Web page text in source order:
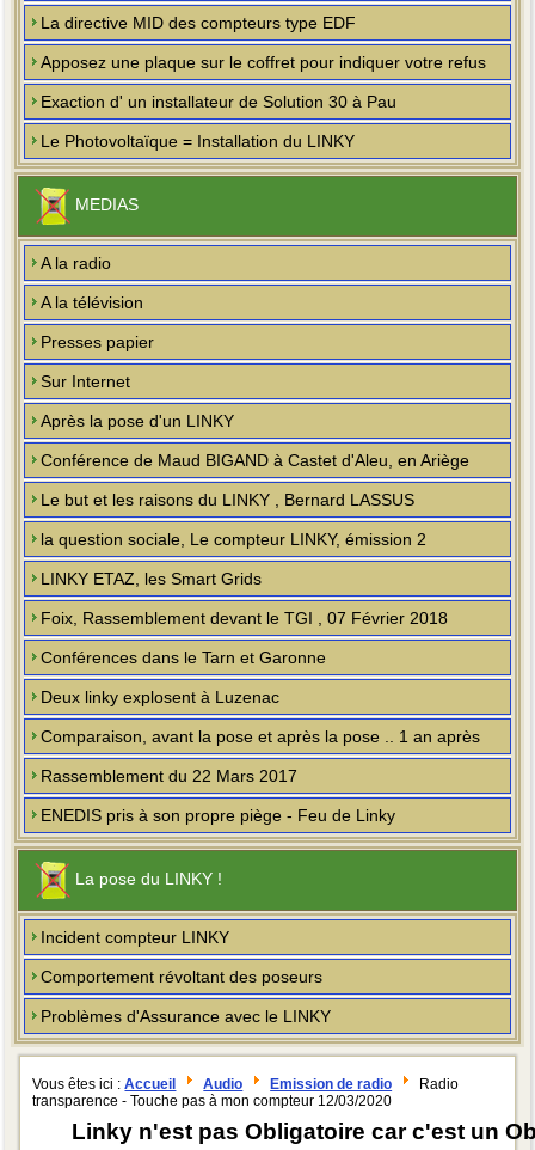
La directive MID des compteurs type EDF
Apposez une plaque sur le coffret pour indiquer votre refus
Exaction d' un installateur de Solution 30 à Pau
Le Photovoltaïque = Installation du LINKY
MEDIAS
A la radio
A la télévision
Presses papier
Sur Internet
Après la pose d'un LINKY
Conférence de Maud BIGAND à Castet d'Aleu, en Ariège
Le but et les raisons du LINKY , Bernard LASSUS
la question sociale, Le compteur LINKY, émission 2
LINKY ETAZ, les Smart Grids
Foix, Rassemblement devant le TGI , 07 Février 2018
Conférences dans le Tarn et Garonne
Deux linky explosent à Luzenac
Comparaison, avant la pose et après la pose .. 1 an après
Rassemblement du 22 Mars 2017
ENEDIS pris à son propre piège - Feu de Linky
La pose du LINKY !
Incident compteur LINKY
Comportement révoltant des poseurs
Problèmes d'Assurance avec le LINKY
Vous êtes ici :Accueil Audio Emission de radio
Radio
transparence - Touche pas à mon compteur 12/03/2020
Linky n'est pas Obligatoire car c'est un